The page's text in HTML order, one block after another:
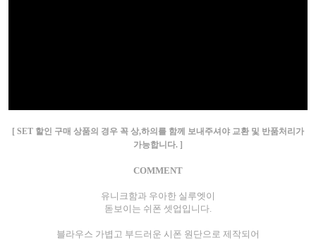
[ SET 할인 구매 상품의 경우 꼭 상,하의를 함께 보내주셔야 교환 및 반품처리가
가능합니다. ]
COMMENT
유니크함과 우아한 실루엣이
돋보이는 쉬폰 셋업입니다.
블라우스 가볍고 부드러운 시폰 원단으로 제작되어